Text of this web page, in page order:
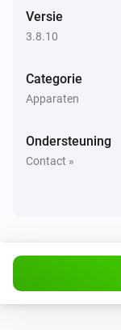
Versie
3.8.10
Categorie
Apparaten
Ondersteuning
Contact »